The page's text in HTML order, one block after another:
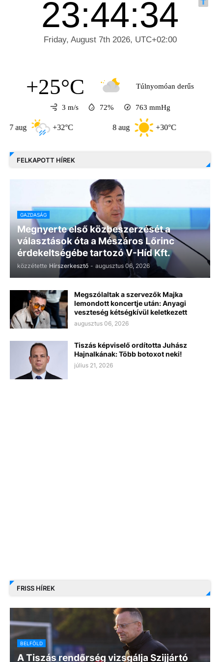
+25°C Túlnyomóan derűs
3 m/s 72% 763 mmHg
+32°C +30°C
FELKAPOTT HÍREK
GAZDASÁG
Megnyerte első közbeszerzését a
választások óta a Mészáros Lőrinc
érdekeltségébe tartozó V-Híd Kft.
közzétette Hírszerkesztő - augusztus 06, 2026
Megszólaltak a szervezők Majka
lemondott koncertje után: Anyagi
veszteség kétségkívül keletkezett
augusztus 06, 2026
Tiszás képviselő ordította Juhász
Hajnalkának: Több botoxot neki!
július 21, 2026
FRISS HÍREK
BELFÖLD
A Tiszás rendőrség vizsgálja Szijjártó